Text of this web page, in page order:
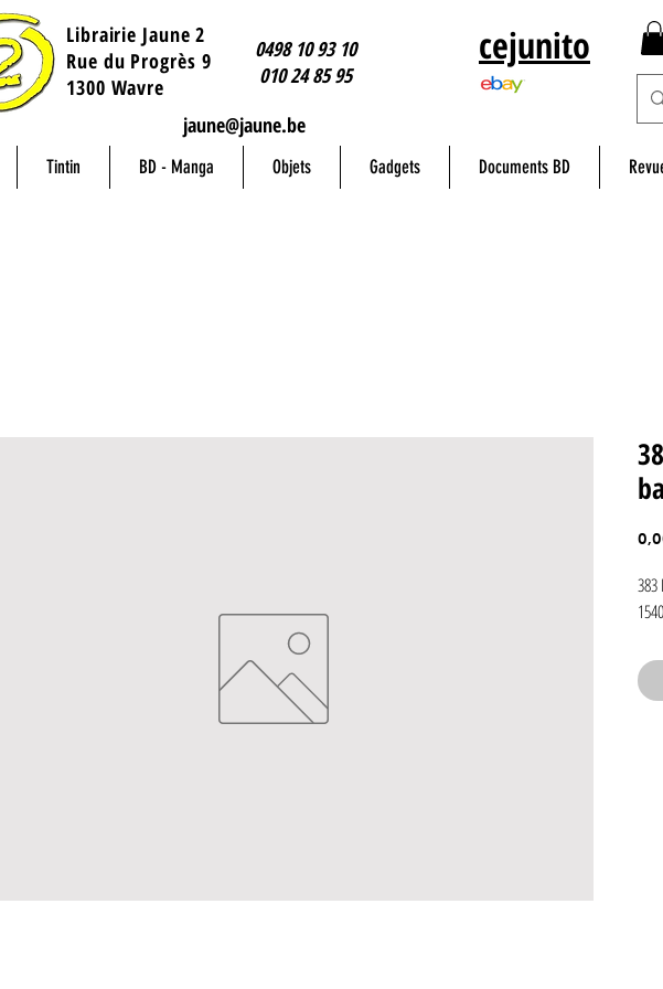
Librairie Jaune 2
​Rue du Progrès 9
1300 Wavre
0498 10 93 10
010 24 85 95
jaune@jaune.be
cejunito
Tintin BD - Manga Objets Gadgets Documents BD
1540